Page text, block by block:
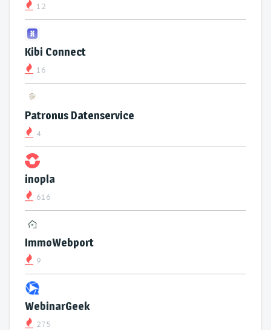
12
Kibi Connect
16
Patronus Datenservice
4
inopla
616
ImmoWebport
9
WebinarGeek
275